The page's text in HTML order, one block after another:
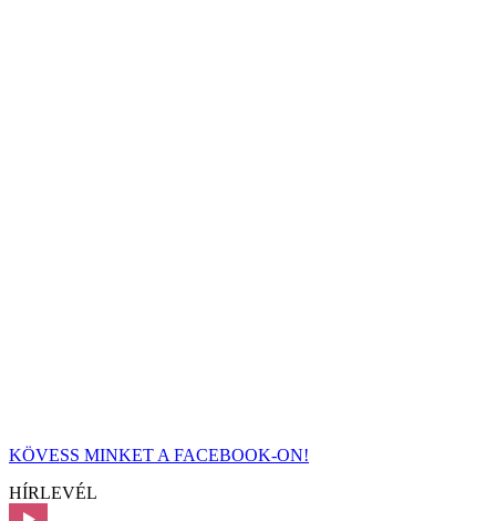
KÖVESS MINKET A FACEBOOK-ON!
HÍRLEVÉL